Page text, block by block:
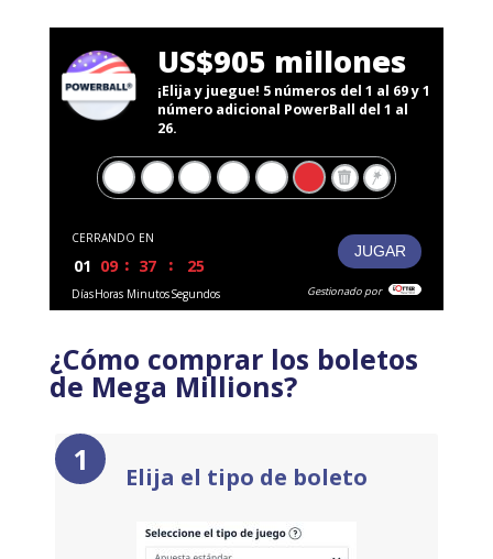
¿Cómo comprar los boletos
de Mega Millions?
Elija el tipo de boleto